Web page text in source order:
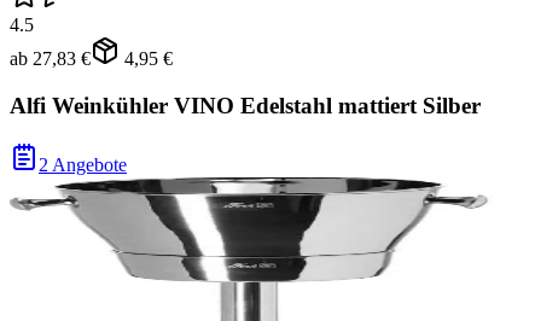
4.5
ab 27,83 € 4,95 €
Alfi Weinkühler VINO Edelstahl mattiert Silber
2 Angebote